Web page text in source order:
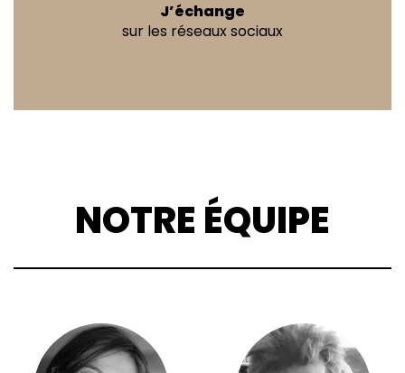
J’échange
sur les réseaux sociaux
NOTRE ÉQUIPE